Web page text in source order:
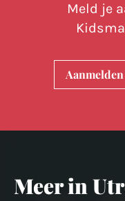
Meld je
Meer in